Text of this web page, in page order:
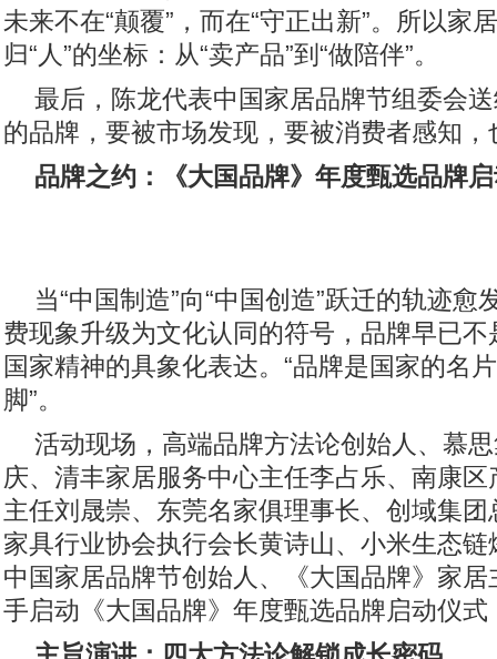
未来不在“颠覆”，而在“守正出新”。所以家
归“人”的坐标：从“卖产品”到“做陪伴”。
最后，陈龙代表中国家居品牌节组委会
的品牌，要被市场发现，要被消费者感知，
品牌之约：
《大国品牌》年度甄选品牌
当“中国制造”向“中国创造”跃迁的轨迹愈
费现象升级为文化认同的符号，品牌早已
国家精神的具象化表达。“品牌是国家的名
脚”。
活动现场，高端品牌方法论创始人、慕
庆、清丰家居服务中心主任李占乐、南康
主任刘晟崇、东莞名家俱理事长、创域集
家具行业协会执行会长黄诗山、小米生态
中国家居品牌节创始人、《大国品牌》家
手启动《大国品牌》年度甄选品牌启动仪式